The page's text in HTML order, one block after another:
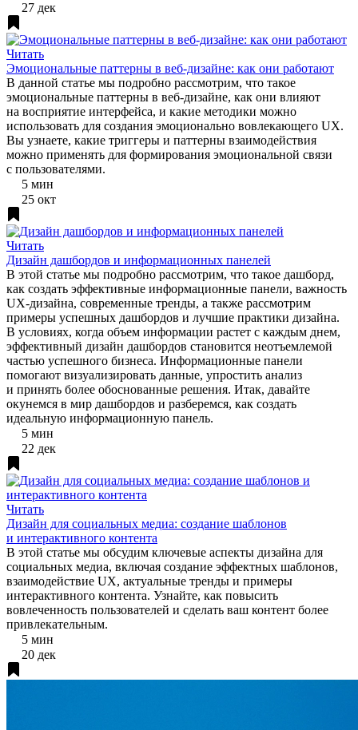
27 дек
Читать
Эмоциональные паттерны в веб-дизайне: как они работают
В данной статье мы подробно рассмотрим, что такое
эмоциональные паттерны в веб-дизайне, как они влияют
на восприятие интерфейса, и какие методики можно
использовать для создания эмоционально вовлекающего UX.
Вы узнаете, какие триггеры и паттерны взаимодействия
можно применять для формирования эмоциональной связи
с пользователями.
5 мин
25 окт
Читать
Дизайн дашбордов и информационных панелей
В этой статье мы подробно рассмотрим, что такое дашборд,
как создать эффективные информационные панели, важность
UX-дизайна, современные тренды, а также рассмотрим
примеры успешных дашбордов и лучшие практики дизайна.
В условиях, когда объем информации растет с каждым днем,
эффективный дизайн дашбордов становится неотъемлемой
частью успешного бизнеса. Информационные панели
помогают визуализировать данные, упростить анализ
и принять более обоснованные решения. Итак, давайте
окунемся в мир дашбордов и разберемся, как создать
идеальную информационную панель.
5 мин
22 дек
Читать
Дизайн для социальных медиа: создание шаблонов
и интерактивного контента
В этой статье мы обсудим ключевые аспекты дизайна для
социальных медиа, включая создание эффектных шаблонов,
взаимодействие UX, актуальные тренды и примеры
интерактивного контента. Узнайте, как повысить
вовлеченность пользователей и сделать ваш контент более
привлекательным.
5 мин
20 дек